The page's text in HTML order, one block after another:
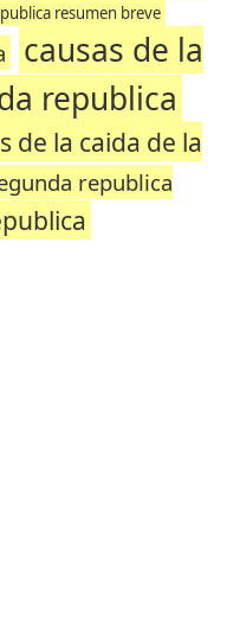
resumen breve
causas de la
republica
de la caida de la
republica